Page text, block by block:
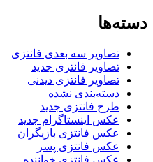
دسته‌ها
تصاویر سه بعدی فانتزی
تصاویر فانتزی جدید
تصاویر فانتزی دیدنی
دسته‌بندی نشده
طرح فانتزی جدید
عکس اینستاگرام جدید
عکس فانتزی بازیگران
عکس فانتزی پسر